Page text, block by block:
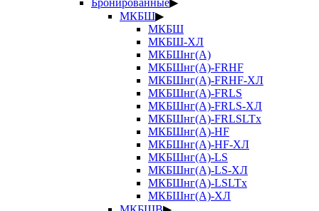
Бронированные▶
МКБШ▶
МКБШ
МКБШ-ХЛ
МКБШнг(А)
МКБШнг(А)-FRHF
МКБШнг(А)-FRHF-ХЛ
МКБШнг(А)-FRLS
МКБШнг(А)-FRLS-ХЛ
МКБШнг(А)-FRLSLTx
МКБШнг(А)-HF
МКБШнг(А)-HF-ХЛ
МКБШнг(А)-LS
МКБШнг(А)-LS-ХЛ
МКБШнг(А)-LSLTx
МКБШнг(А)-ХЛ